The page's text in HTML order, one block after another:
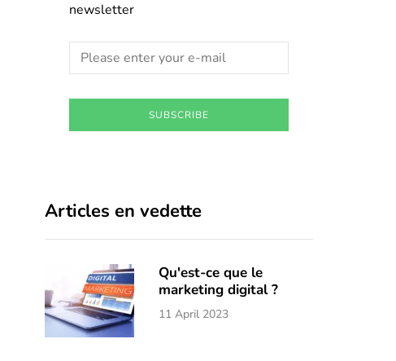
newsletter
SUBSCRIBE
Articles en vedette
Qu'est-ce que le
marketing digital ?
11 April 2023